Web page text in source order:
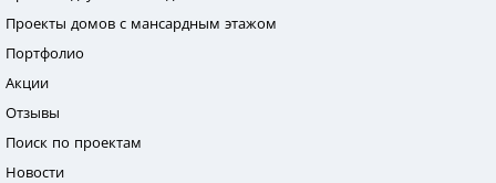
Проекты домов с мансардным этажом
Портфолио
Акции
Отзывы
Поиск по проектам
Новости